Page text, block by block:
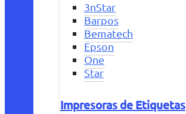
3nStar
Barpos
Bematech
Epson
One
Star
Impresoras de Etiquetas